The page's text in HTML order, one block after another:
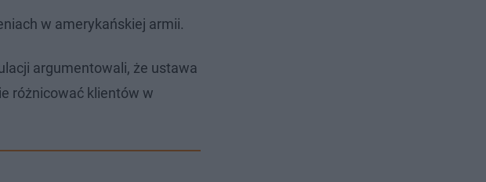
w amerykańskiej armii.
argumentowali, że ustawa
różnicować klientów w